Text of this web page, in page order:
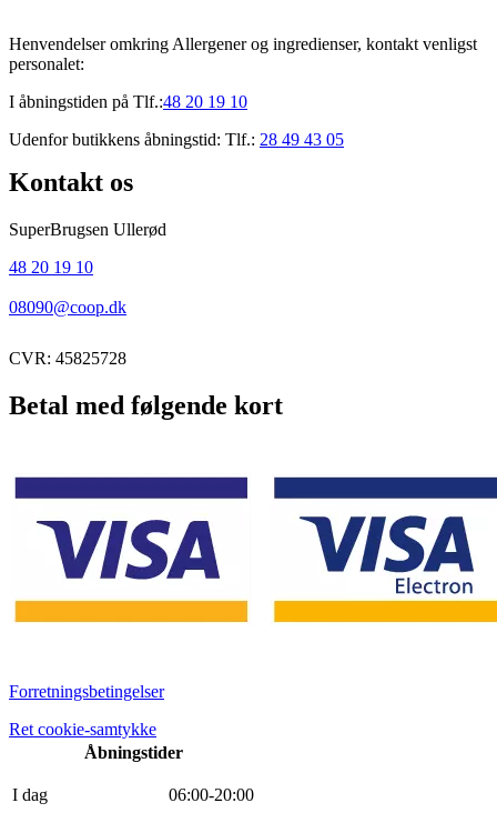
Henvendelser omkring Allergener og ingredienser, kontakt venligst
personalet:
I åbningstiden på Tlf.:48 20 19 10
Udenfor butikkens åbningstid: Tlf.: 28 49 43 05
Kontakt os
SuperBrugsen Ullerød
48 20 19 10
08090@coop.dk
CVR: 45825728
Betal med følgende kort
Forretningsbetingelser
Ret cookie-samtykke
Åbningstider
I dag 06:00-20:00